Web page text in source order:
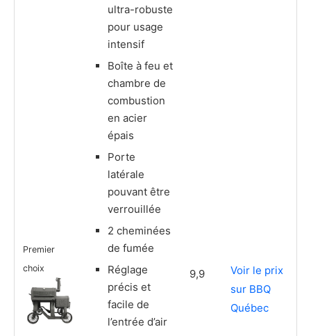
Premier
choix
ultra-robuste
pour usage
intensif
Boîte à feu et
chambre de
combustion
en acier
épais
Porte
latérale
pouvant être
verrouillée
2 cheminées
de fumée
Réglage
précis et
facile de
l’entrée d’air
9,9
Voir le prix
sur BBQ
Québec